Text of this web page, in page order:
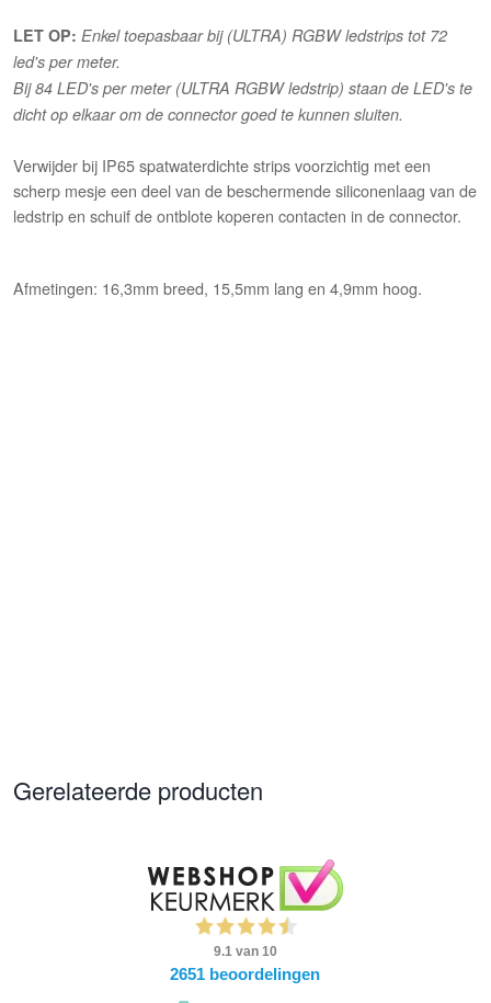
LET OP: Enkel toepasbaar bij (ULTRA) RGBW ledstrips tot 72
led's per meter.
Bij 84 LED's per meter (ULTRA RGBW ledstrip) staan de LED's te
dicht op elkaar om de connector goed te kunnen sluiten.
Verwijder bij IP65 spatwaterdichte strips voorzichtig met een
scherp mesje een deel van de beschermende siliconenlaag van de
ledstrip en schuif de ontblote koperen contacten in de connector.
Afmetingen: 16,3mm breed, 15,5mm lang en 4,9mm hoog.
Gerelateerde producten